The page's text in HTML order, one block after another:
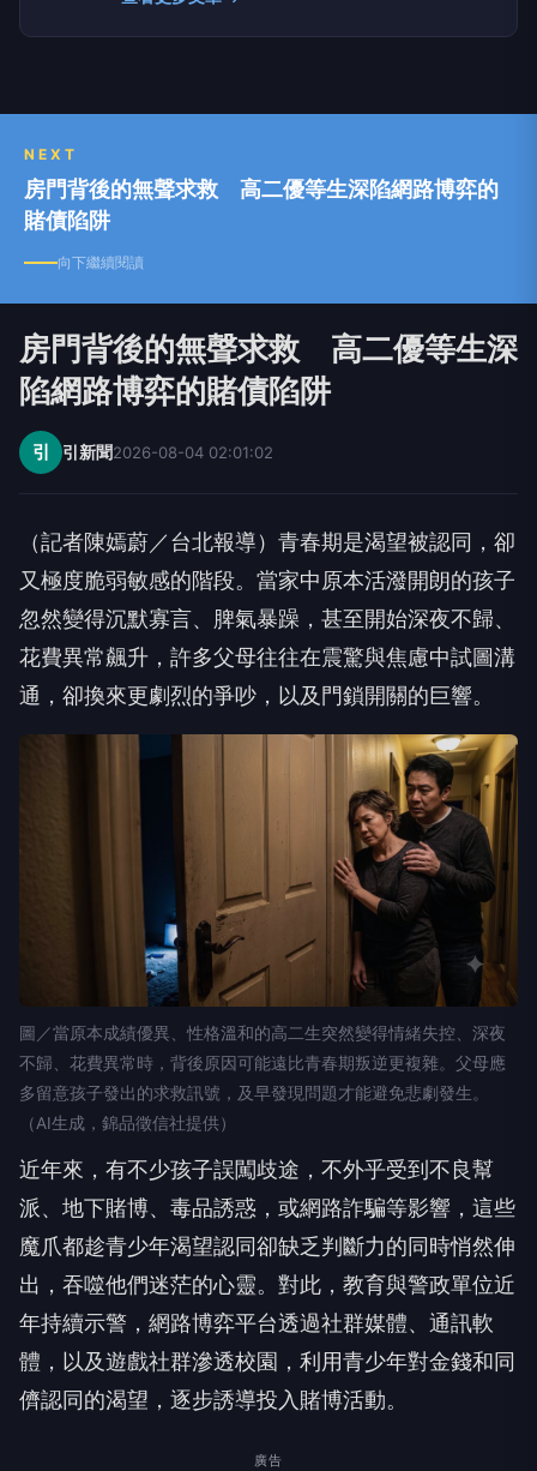
華文聯合出版平台，積極推動出版品的E、P同
步，視全球華文出版業為單一市場。 民國90年並
雜誌為台灣時尚雜誌界銷售前十名。
NEXT
房門背後的無聲求救 高二優等生深陷網路博弈的
賭債陷阱
向下繼續閱讀
房門背後的無聲求救 高二優等生深
陷網路博弈的賭債陷阱
引 引新聞2026-08-04 02:01:02
（記者陳嫣蔚／台北報導）青春期是渴望被認同，卻
又極度脆弱敏感的階段。當家中原本活潑開朗的孩子
忽然變得沉默寡言、脾氣暴躁，甚至開始深夜不歸、
花費異常飆升，許多父母往往在震驚與焦慮中試圖溝
通，卻換來更劇烈的爭吵，以及門鎖開關的巨響。
圖／當原本成績優異、性格溫和的高二生突然變得情緒失控、深夜
不歸、花費異常時，背後原因可能遠比青春期叛逆更複雜。父母應
多留意孩子發出的求救訊號，及早發現問題才能避免悲劇發生。
（AI生成，錦品徵信社提供）
近年來，有不少孩子誤闖歧途，不外乎受到不良幫
派、地下賭博、毒品誘惑，或網路詐騙等影響，這些
魔爪都趁青少年渴望認同卻缺乏判斷力的同時悄然伸
出，吞噬他們迷茫的心靈。對此，教育與警政單位近
年持續示警，網路博弈平台透過社群媒體、通訊軟
體，以及遊戲社群滲透校園，利用青少年對金錢和同
儕認同的渴望，逐步誘導投入賭博活動。
廣告